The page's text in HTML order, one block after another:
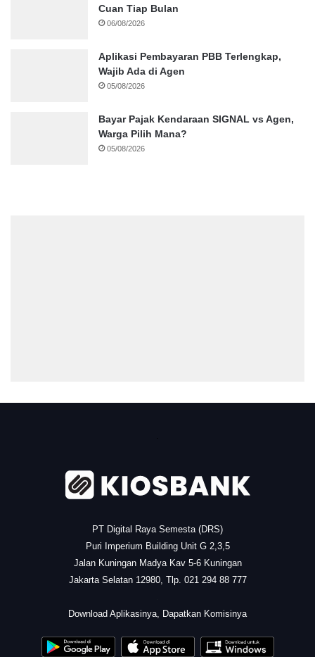
Cuan Tiap Bulan
06/08/2026
Aplikasi Pembayaran PBB Terlengkap,
Wajib Ada di Agen
05/08/2026
Bayar Pajak Kendaraan SIGNAL vs Agen,
Warga Pilih Mana?
05/08/2026
PT Digital Raya Semesta (DRS)
Puri Imperium Building Unit G 2,3,5
Jalan Kuningan Madya Kav 5-6 Kuningan
Jakarta Selatan 12980, Tlp. 021 294 88 777
Download Aplikasinya, Dapatkan Komisinya